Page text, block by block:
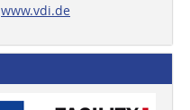
www.vdi.de